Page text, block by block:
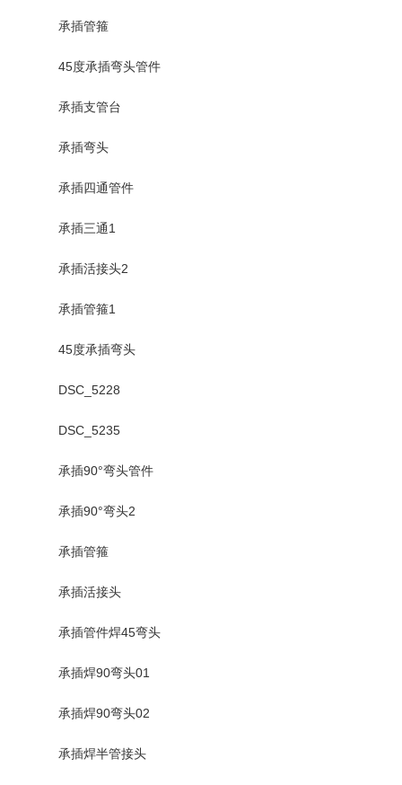
承插管箍
45度承插弯头管件
承插支管台
承插弯头
承插四通管件
承插三通1
承插活接头2
承插管箍1
45度承插弯头
DSC_5228
DSC_5235
承插90°弯头管件
承插90°弯头2
承插管箍
承插活接头
承插管件焊45弯头
承插焊90弯头01
承插焊90弯头02
承插焊半管接头